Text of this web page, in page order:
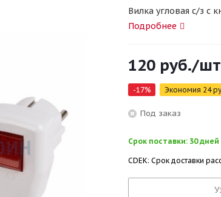
Вилка угловая с/з с
Подробнее
120 руб./шт
-17% Экономия 24
Под заказ
Срок поставки: 30 дней
CDEK: Срок доставки